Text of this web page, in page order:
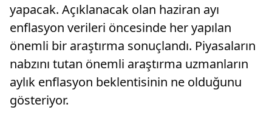
yapacak. Açıklanacak olan haziran ayı
enflasyon verileri öncesinde her yapılan
önemli bir araştırma sonuçlandı. Piyasaların
nabzını tutan önemli araştırma uzmanların
aylık enflasyon beklentisinin ne olduğunu
gösteriyor.